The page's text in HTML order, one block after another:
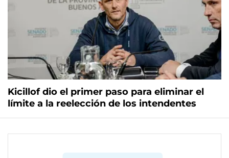
Kicillof dio el primer paso para eliminar el
límite a la reelección de los intendentes